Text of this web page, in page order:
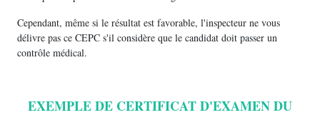
Cependant, même si le résultat est favorable, l'inspecteur ne vous
délivre pas ce CEPC s'il considère que le candidat doit passer un
contrôle médical.
EXEMPLE DE CERTIFICAT D'EXAMEN DU